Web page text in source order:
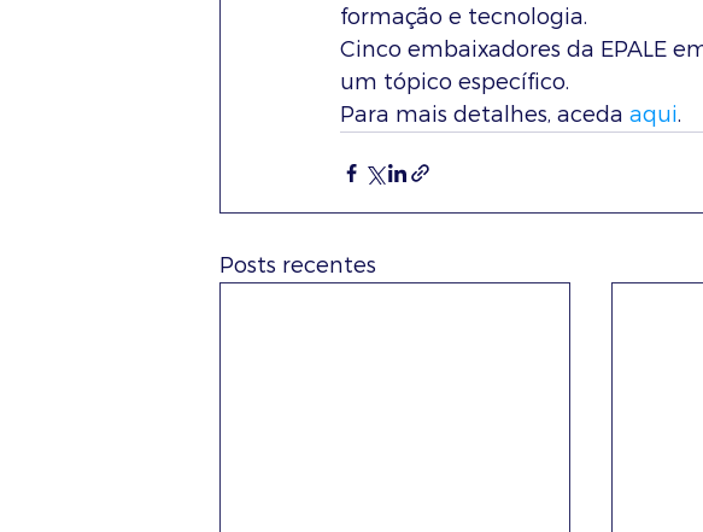
formação e tecnologia.
Cinco embaixadores da EPALE
um tópico específico.
Para mais detalhes, aceda aqui.
Posts recentes